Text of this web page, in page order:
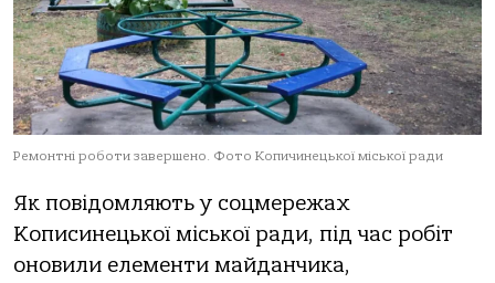
Ремонтні роботи завершено. Фото Копичинецької міської ради
Як повідомляють у соцмережах
Кописинецької міської ради, під час робіт
оновили елементи майданчика,